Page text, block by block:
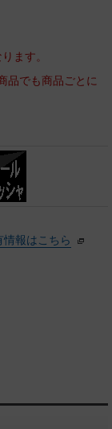
ます。
品でも商品ごとに
報はこちら